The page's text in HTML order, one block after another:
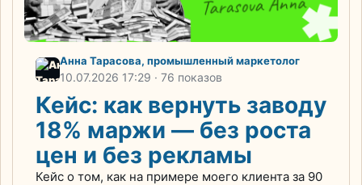
Анна Тарасова, промышленный маркетолог
10.07.2026 17:29 · 76 показов
Кейс: как вернуть заводу
18% маржи — без роста
цен и без рекламы
Кейс о том, как на примере моего клиента за 90